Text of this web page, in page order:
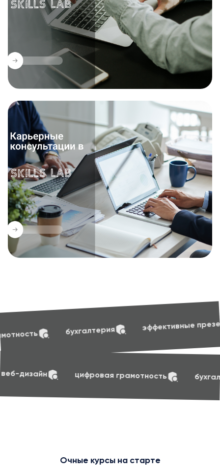
эффективные презентации soft skills
soft skills маркетинг веб-дизайн
Очные курсы на старте